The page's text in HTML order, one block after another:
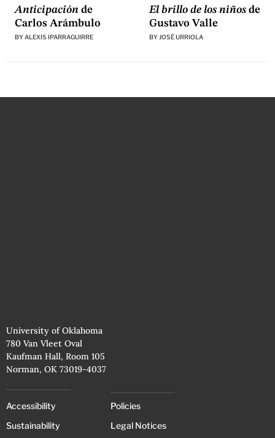
Anticipaciónde
Carlos Arámbulo
BYALEXIS IPARRAGUIRRE
El brillo de los niñosde
Gustavo Valle
BY JOSÉ URRIOLA
University of Oklahoma
780 Van Vleet Oval
Kaufman Hall, Room 105
Norman, OK 73019-4037
Accessibility
Sustainability
Policies
Legal Notices